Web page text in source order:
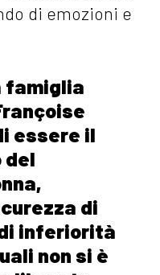
di emozioni e
famiglia
essere il
del
di
inferiorità
non si è